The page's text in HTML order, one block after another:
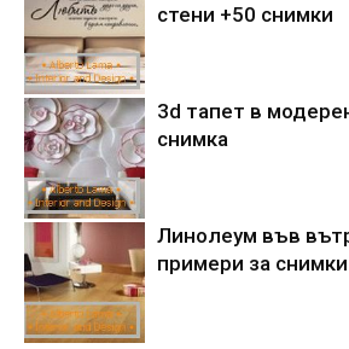
стени +50 снимки
3d тапет в
снимка
Линолеум във
примери за снимки